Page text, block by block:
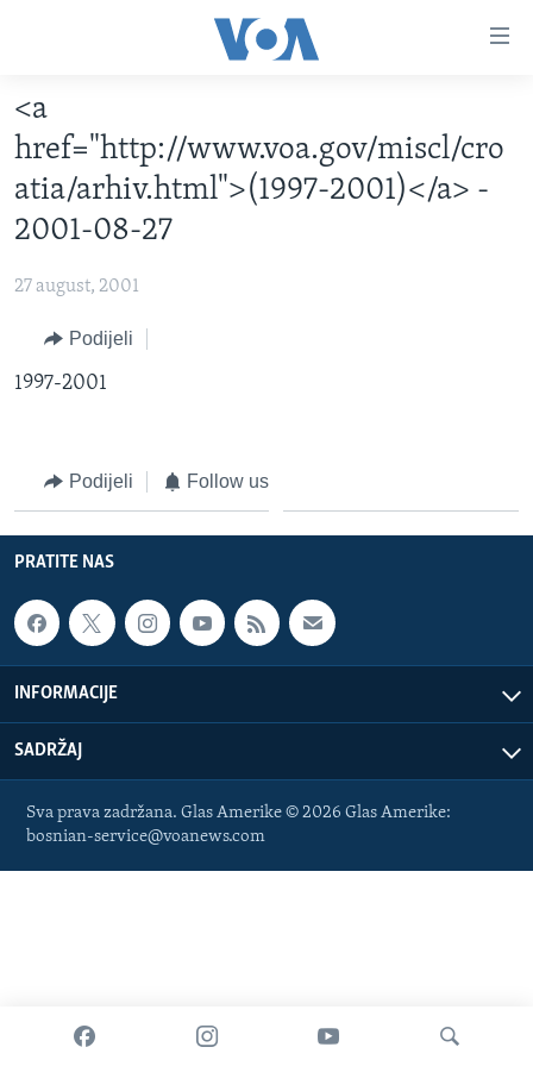
glavni
sadržaj
Pređi
na
glavnu
Idi
pretragu
FOTOGRAFIJE DANA
SJEDINJENE AMERIČKE DRŽAVE
BOSNA I HERCEGOVINA
SVIJET
NAUKA I TEHNOLOGIJA
SPECIJALNI PROJEKTI
KORUPCIJA
ŽENSKA STRANA
IZBJEGLIČKA STRANA
MAGAZIN
O GLASU AMERIKE
Learning English
PRATITE NAS
Jezici
<a
href="http://www.voa.gov/miscl/cro
atia/arhiv.html">(1997-2001)</a> -
2001-08-27
27 august, 2001
Podijeli
1997-2001
Podijeli Follow us
PRATITE NAS
INFORMACIJE
SADRŽAJ
Sva prava zadržana. Glas Amerike © 2026 Glas Amerike:
bosnian-service@voanews.com